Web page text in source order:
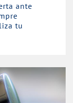
ante
tu